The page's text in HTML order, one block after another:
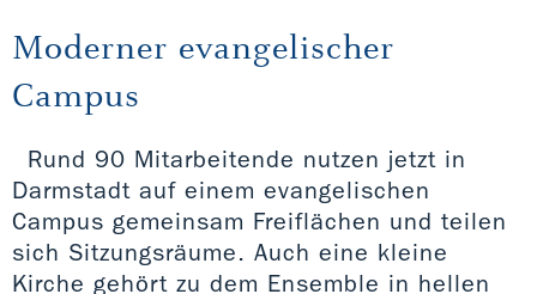
Moderner evangelischer
Campus
Rund 90 Mitarbeitende nutzen jetzt in
Darmstadt auf einem evangelischen
Campus gemeinsam Freiflächen und teilen
sich Sitzungsräume. Auch eine kleine
Kirche gehört zu dem Ensemble in hellen